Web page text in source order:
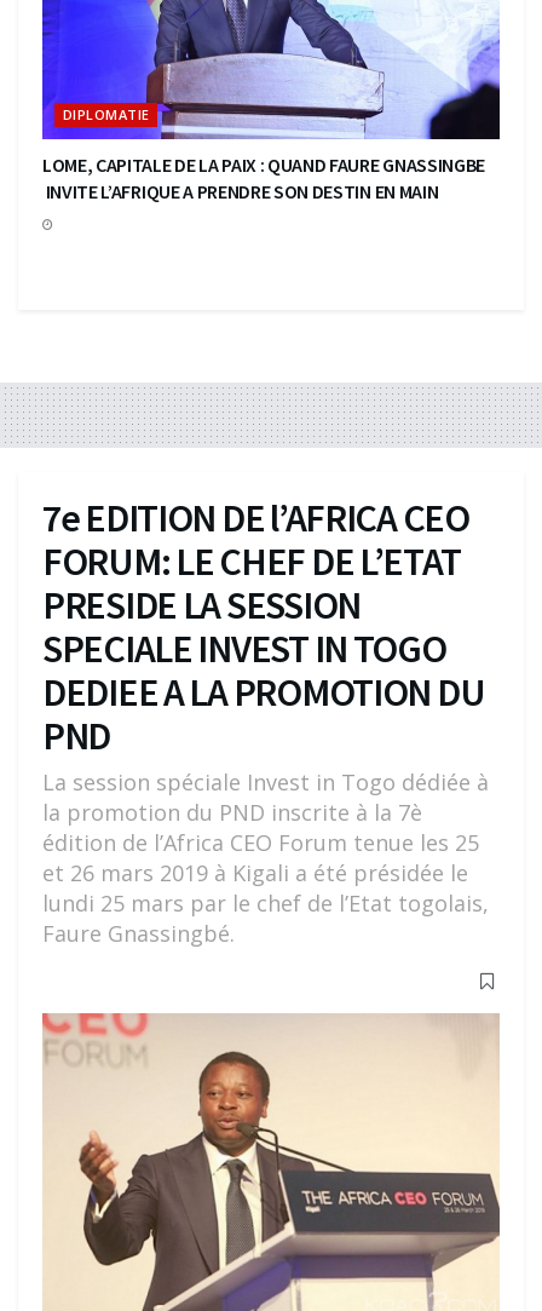
DIPLOMATIE
LOME, CAPITALE DE LA PAIX : QUAND FAURE GNASSINGBE
INVITE L’AFRIQUE A PRENDRE SON DESTIN EN MAIN
7e EDITION DE l’AFRICA CEO
FORUM: LE CHEF DE L’ETAT
PRESIDE LA SESSION
SPECIALE INVEST IN TOGO
DEDIEE A LA PROMOTION DU
PND
La session spéciale Invest in Togo dédiée à
la promotion du PND inscrite à la 7è
édition de l’Africa CEO Forum tenue les 25
et 26 mars 2019 à Kigali a été présidée le
lundi 25 mars par le chef de l’Etat togolais,
Faure Gnassingbé.